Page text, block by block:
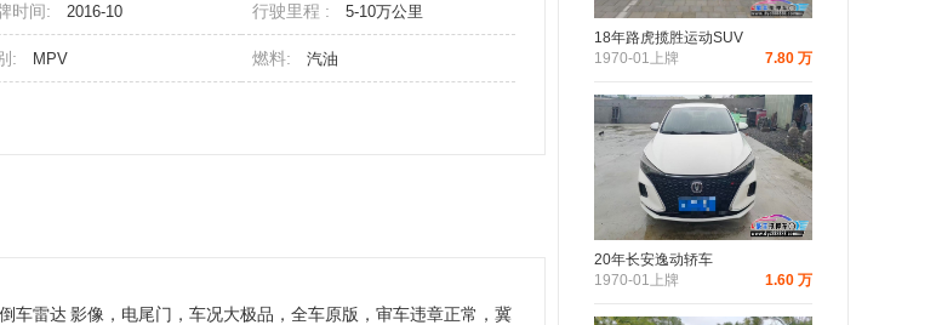
时间: 2016-10 行驶里程 : 5-10万公里
: MPV 燃料: 汽油
倒车雷达 影像，电尾门，车况大极品，全车原版，审车违章正常，冀
18年路虎揽胜运动SUV
1970-01上牌
7.80 万
20年长安逸动轿车
1970-01上牌
1.60 万